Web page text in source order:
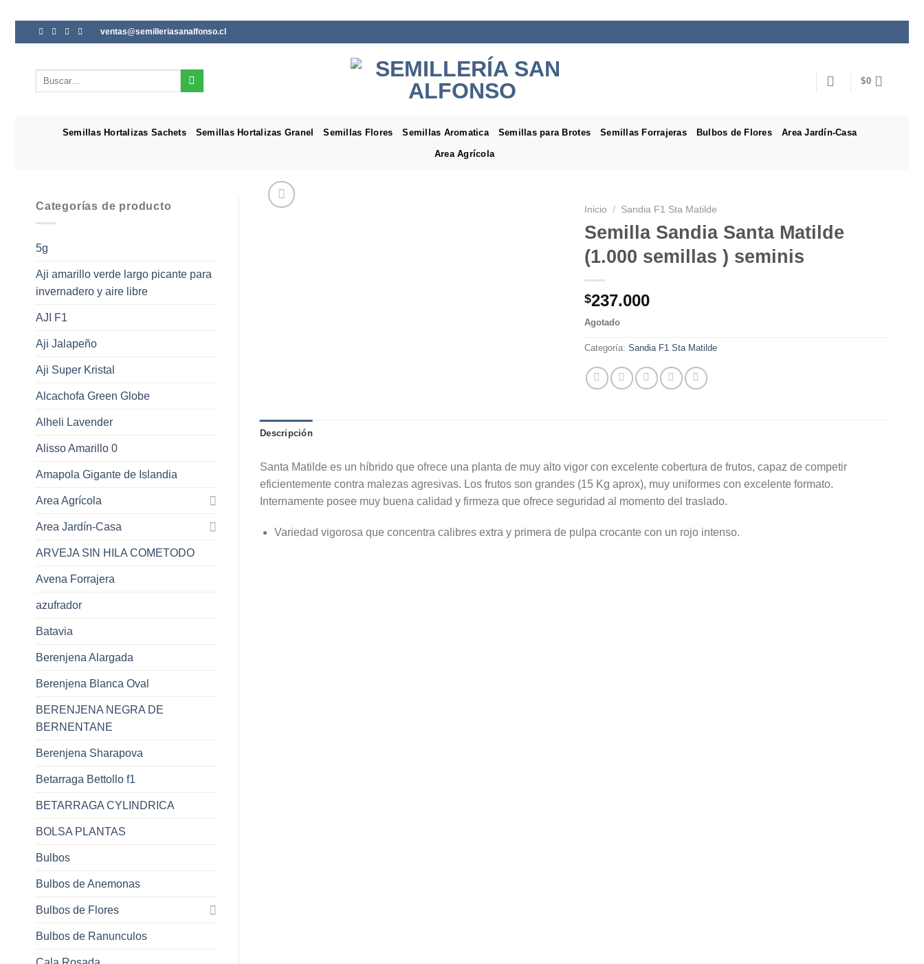
Saltar
al
ventas@semilleriasanalfonso.cl
Buscar
$0
Semillas Hortalizas Sachets Semillas Hortalizas Granel Semillas Flores Semillas Aromatica Semillas para Brotes Semillas Forrajeras Bulbos de Flores Area Jardín-Casa
Area Agrícola
Categorías de producto
5g
Aji amarillo verde largo picante para
invernadero y aire libre
AJI F1
Aji Jalapeño
Aji Super Kristal
Alcachofa Green Globe
Alheli Lavender
Alisso Amarillo 0
Amapola Gigante de Islandia
Area Agrícola
Area Jardín-Casa
ARVEJA SIN HILA COMETODO
Avena Forrajera
azufrador
Batavia
Berenjena Alargada
Berenjena Blanca Oval
BERENJENA NEGRA DE
BERNENTANE
Berenjena Sharapova
Betarraga Bettollo f1
BETARRAGA CYLINDRICA
BOLSA PLANTAS
Bulbos
Bulbos de Anemonas
Bulbos de Flores
Bulbos de Ranunculos
Inicio / Sandia F1 Sta Matilde
Semilla Sandia Santa Matilde
(1.000 semillas ) seminis
$237.000
Agotado
Categoría: Sandia F1 Sta Matilde
Descripción
Santa Matilde es un híbrido que ofrece una planta de muy alto vigor con excelente cobertura de frutos, capaz de competir
eficientemente contra malezas agresivas. Los frutos son grandes (15 Kg aprox), muy uniformes con excelente formato.
Internamente posee muy buena calidad y firmeza que ofrece seguridad al momento del traslado.
Variedad vigorosa que concentra calibres extra y primera de pulpa crocante con un rojo intenso.